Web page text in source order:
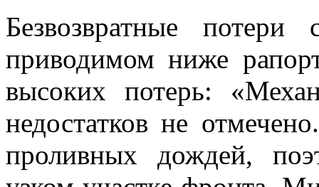
Безвозвратные
приводимом ниже
высоких потерь:
недостатков не
проливных дождей,